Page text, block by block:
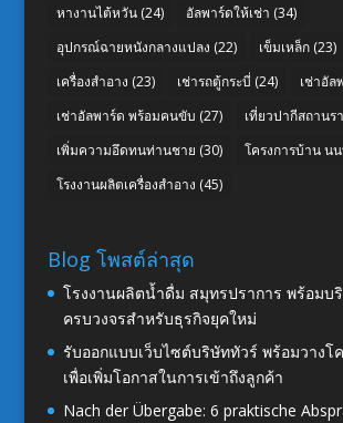
หางานไต้หวัน(24) อัลพาร์ดให้เช่า (34)
อุปกรณ์ฉายหนังกลางแปลง (22) เข็มเหล็ก(23)
เครื่องสำอาง (23) เช่ารถตู้กระบี่ (24) เช่าอัล
เช่าอัลพาร์ด พร้อมคนขับ (27) เที่ยวปากีสถานร
เพิ่มความอึดทนท่านชาย (30) โครงการบ้าน น
โรงงานผลิตเครื่องสำอาง (45)
Blog โพสต์ล่าสุด
โรงงานผลิตน้ำดื่ม สมุทรปราการ พร้อมบ
ครบวงจรสำหรับธุรกิจยุคใหม่
รับออกแบบเว็บไซต์บริษัททัวร์ พร้อมวางโค
เพื่อเพิ่มโอกาสในการเข้าถึงลูกค้า
Nach der Übergabe: 6 praktische